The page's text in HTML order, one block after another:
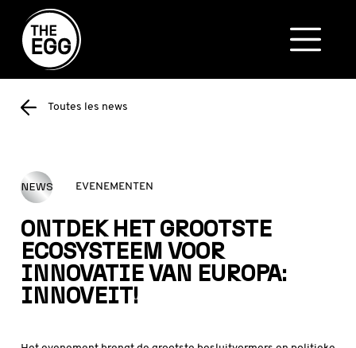
Toutes les news
NEWS EVENEMENTEN
ONTDEK HET GROOTSTE
ECOSYSTEEM VOOR
INNOVATIE VAN EUROPA:
INNOVEIT!